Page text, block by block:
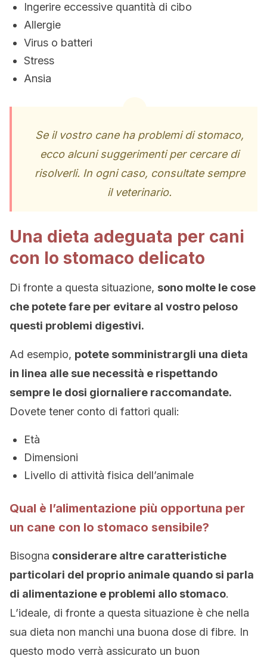
Ingerire eccessive quantità di cibo
Allergie
Virus o batteri
Stress
Ansia
Se il vostro cane ha problemi di stomaco,
ecco alcuni suggerimenti per cercare di
risolverli. In ogni caso, consultate sempre
il veterinario.
Una dieta adeguata per cani
con lo stomaco delicato
Di fronte a questa situazione, sono molte le cose
che potete fare per evitare al vostro peloso
questi problemi digestivi.
Ad esempio, potete somministrargli una dieta
in linea alle sue necessità e rispettando
sempre le dosi giornaliere raccomandate.
Dovete tener conto di fattori quali:
Età
Dimensioni
Livello di attività fisica dell’animale
Qual è l’alimentazione più opportuna per
un cane con lo stomaco sensibile?
Bisogna considerare altre caratteristiche
particolari del proprio animale quando si parla
di alimentazione e problemi allo stomaco.
L’ideale, di fronte a questa situazione è che nella
sua dieta non manchi una buona dose di fibre. In
questo modo verrà assicurato un buon